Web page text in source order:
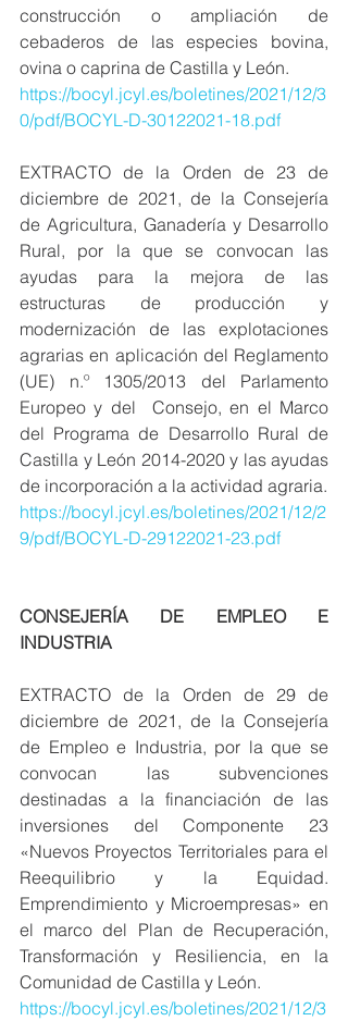
construcción o ampliación de
cebaderos de las especies bovina,
ovina o caprina de Castilla y León.
https://bocyl.jcyl.es/boletines/2021/12/3
0/pdf/BOCYL-D-30122021-18.pdf
EXTRACTO de la Orden de 23 de
diciembre de 2021, de la Consejería
de Agricultura, Ganadería y Desarrollo
Rural, por la que se convocan las
ayudas para la mejora de las
estructuras de producción y
modernización de las explotaciones
agrarias en aplicación del Reglamento
(UE) n.º 1305/2013 del Parlamento
Europeo y del  Consejo, en el Marco
del Programa de Desarrollo Rural de
Castilla y León 2014-2020 y las ayudas
de incorporación a la actividad agraria.
https://bocyl.jcyl.es/boletines/2021/12/2
9/pdf/BOCYL-D-29122021-23.pdf
CONSEJERÍA DE EMPLEO E
INDUSTRIA
EXTRACTO de la Orden de 29 de
diciembre de 2021, de la Consejería
de Empleo e Industria, por la que se
convocan las subvenciones
destinadas a la financiación de las
inversiones del Componente 23
«Nuevos Proyectos Territoriales para el
Reequilibrio y la Equidad.
Emprendimiento y Microempresas» en
el marco del Plan de Recuperación,
Transformación y Resiliencia, en la
Comunidad de Castilla y León.
https://bocyl.jcyl.es/boletines/2021/12/3